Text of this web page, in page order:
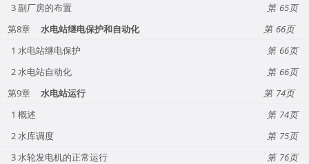
3 副厂房的布置
65
第8章
水电站继电保护和自动化
66
1 水电站继电保护
66
2 水电站自动化
66
第9章
水电站运行
74
1 概述
74
2 水库调度
75
3 水轮发电机的正常运行
76